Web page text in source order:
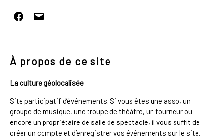
Facebook
E-
mail
À propos de ce site
La culture géolocalisée
Site participatif d’événements. Si vous êtes une asso, un
groupe de musique, une troupe de théâtre, un tourneur ou
encore un propriétaire de salle de spectacle, il vous suffit de
créer un compte et d’enregistrer vos événements sur le site.